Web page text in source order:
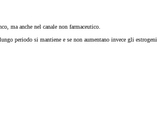
ma anche nel canale non farmaceutico.
periodo si mantiene e se non aumentano invece gli estrogeni.